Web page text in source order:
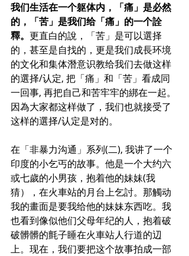
我们生活在一个躯体内，「痛」是必然
的，「苦」是我们给「痛」的一个詮
釋。 更直白的說，「苦」是可以選择
的，甚至是自找的，更是我们成長环境
的文化和集体潛意识教给我们去做这样
的選择/认定, 把「痛」和「苦」看成同
一回事, 再把自己和苦牢牢的綁在一起。
因為大家都这样做了，我们也就接受了
这样的選择/认定是对的。
在「非暴力沟通」系列(二), 我讲了一个
印度的小乞丐的故事。他是一个大约六
或七歲的小男孩，抱着他的妹妹(我
猜），在火車站的月台上乞討。那觸动
我的畫面是要我给他的妹妹东西吃。我
也看到像似他们父母年纪的人，抱着破
破髒髒的氈子睡在火車站人行道的辺
上。现在，我们要把这个故事拍成一部